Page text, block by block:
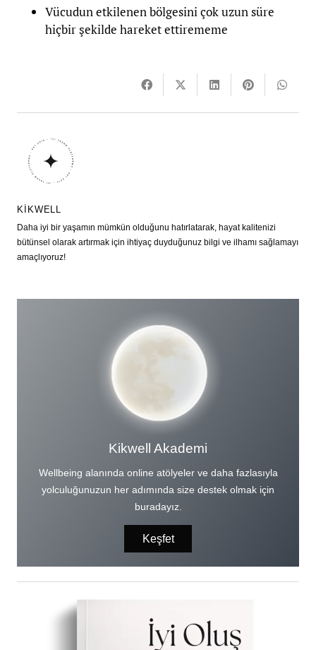
Vücudun etkilenen bölgesini çok uzun süre
hiçbir şekilde hareket ettirememe
KIKWELL
Daha iyi bir yaşamın mümkün olduğunu hatırlatarak, hayat kalitenizi
bütünsel olarak artırmak için ihtiyaç duyduğunuz bilgi ve ilhamı sağlamayı
amaçlıyoruz!
Kikwell Akademi
Wellbeing alanında online atölyeler ve daha fazlasıyla
yolculuğunuzun her adımında size destek olmak için
buradayız.
Keşfet